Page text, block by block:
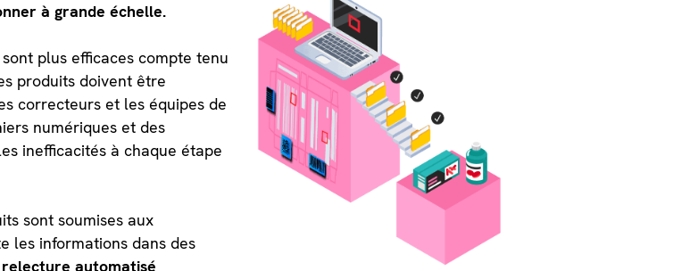
à grande échelle.
plus efficaces compte tenu
produits doivent être
correcteurs et les équipes de
numériques et des
inefficacités à chaque étape
sont soumises aux
les informations dans des
automatisé